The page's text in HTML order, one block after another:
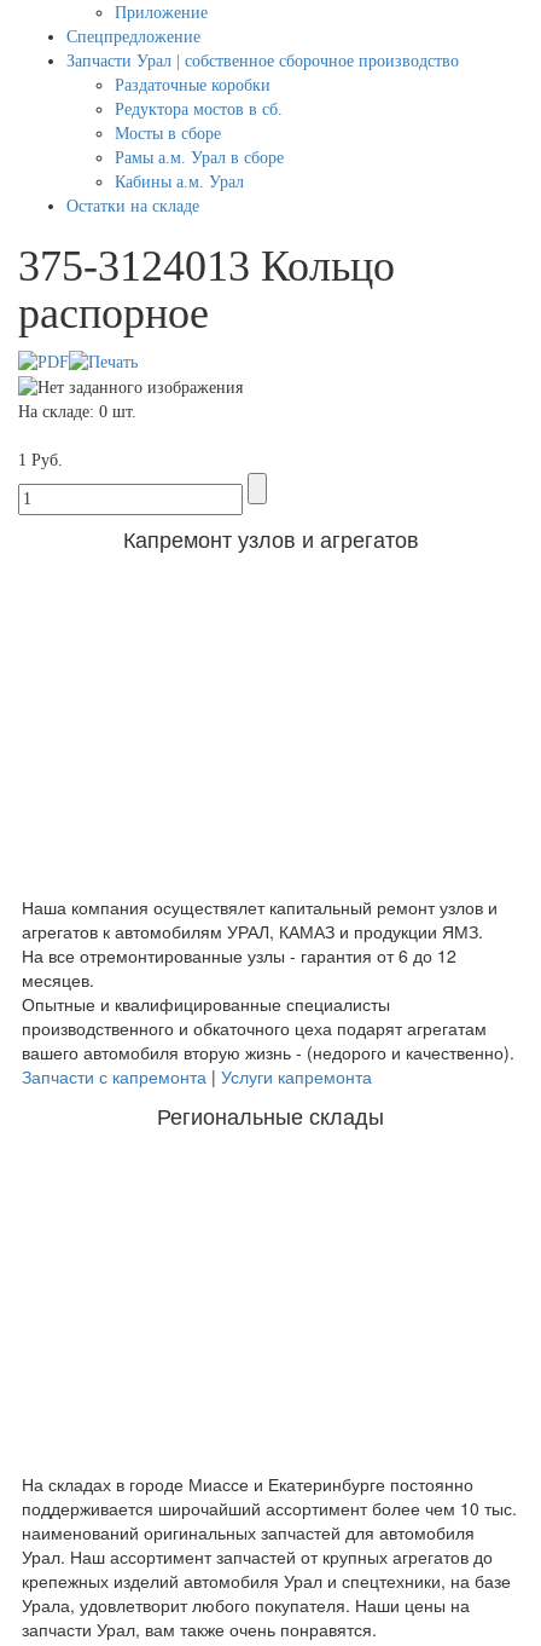
Приложение
Спецпредложение
Запчасти Урал | собственное сборочное производство
Раздаточные коробки
Редуктора мостов в сб.
Мосты в сборе
Рамы а.м. Урал в сборе
Кабины а.м. Урал
Остатки на складе
375-3124013 Кольцо
распорное
На складе: 0 шт.
1 Руб.
Капремонт узлов и агрегатов
Наша компания осуществялет капитальный ремонт узлов и
агрегатов к автомобилям УРАЛ, КАМАЗ и продукции ЯМЗ.
На все отремонтированные узлы - гарантия от 6 до 12
месяцев.
Опытные и квалифицированные специалисты
производственного и обкаточного цеха подарят агрегатам
вашего автомобиля вторую жизнь - (недорого и качественно).
Запчасти с капремонта | Услуги капремонта
Региональные склады
На складах в городе Миассе и Екатеринбурге постоянно
поддерживается широчайший ассортимент более чем 10 тыс.
наименований оригинальных запчастей для автомобиля
Урал. Наш ассортимент запчастей от крупных агрегатов до
крепежных изделий автомобиля Урал и спецтехники, на базе
Урала, удовлетворит любого покупателя. Наши цены на
запчасти Урал, вам также очень понравятся.